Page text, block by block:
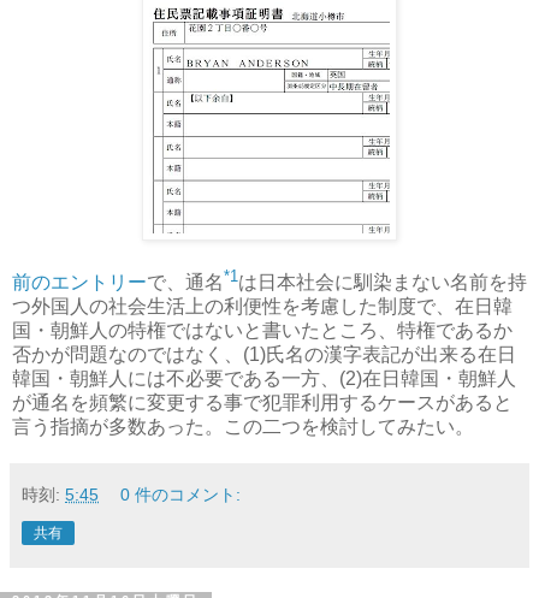
前のエントリーで、通名*1は日本社会に馴染まない名前を持
つ外国人の社会生活上の利便性を考慮した制度で、在日韓
国・朝鮮人の特権ではないと書いたところ、特権であるか
否かが問題なのではなく、(1)氏名の漢字表記が出来る在日
韓国・朝鮮人には不必要である一方、(2)在日韓国・朝鮮人
が通名を頻繁に変更する事で犯罪利用するケースがあると
言う指摘が多数あった。この二つを検討してみたい。
時刻: 5:45 0 件のコメント:
共有